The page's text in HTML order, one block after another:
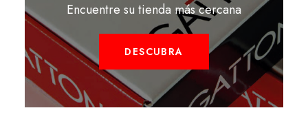
Encuentre su tienda más cercana
DESCUBRA